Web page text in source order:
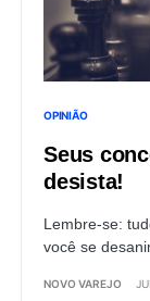
OPINIÃO
Seus
desista!
Lembre-se:
você se
NOVO VAREJO